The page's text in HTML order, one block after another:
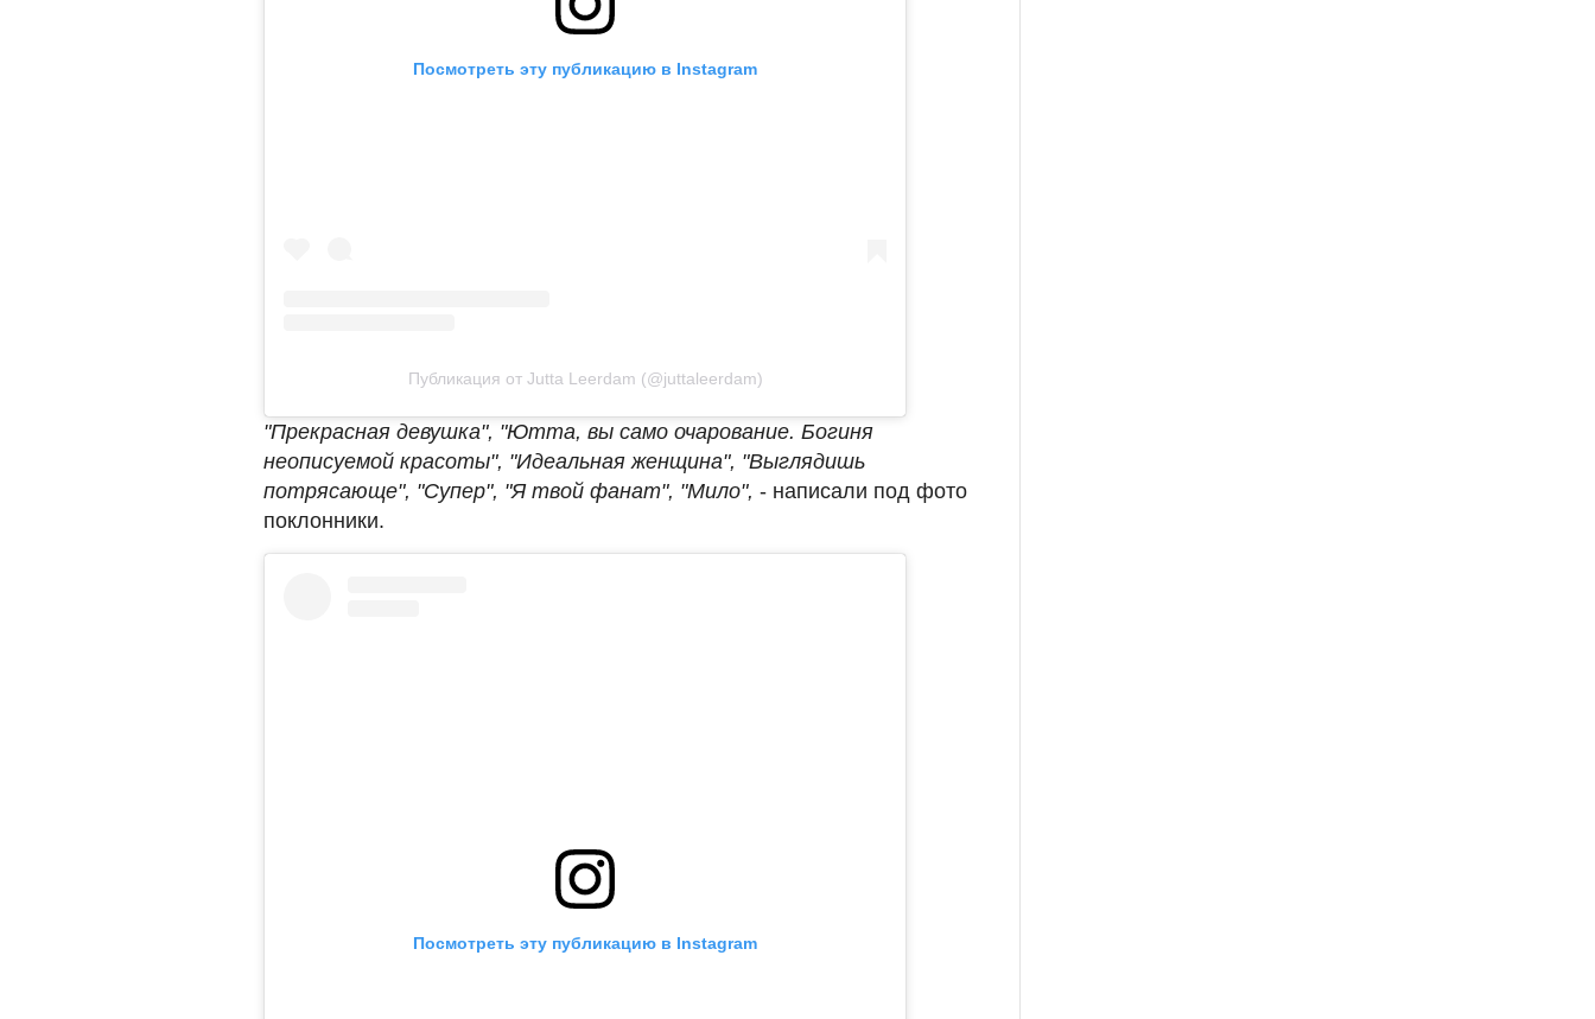
Посмотреть эту публикацию в Instagram
Публикация от Jutta Leerdam (@juttaleerdam)
"Прекрасная девушка", "Ютта, вы само очарование. Богиня
неописуемой красоты", "Идеальная женщина", "Выглядишь
потрясающе", "Супер", "Я твой фанат", "Мило", - написали под фото
поклонники.
Посмотреть эту публикацию в Instagram